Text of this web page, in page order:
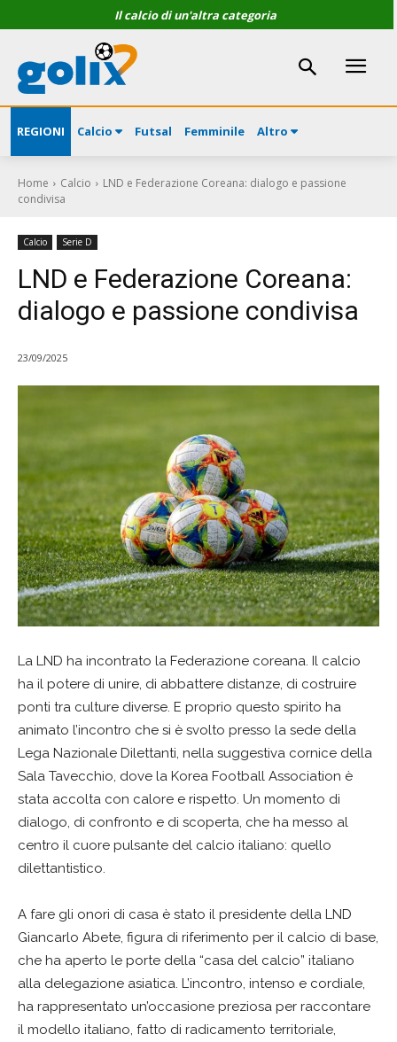
Il calcio di un'altra categoria
REGIONI Calcio Futsal Femminile Altro
Home Calcio
LND e Federazione Coreana: dialogo e passione
condivisa
Calcio Serie D
LND e Federazione Coreana:
dialogo e passione condivisa
23/09/2025
La LND ha incontrato la Federazione coreana. Il calcio
ha il potere di unire, di abbattere distanze, di costruire
ponti tra culture diverse. E proprio questo spirito ha
animato l’incontro che si è svolto presso la sede della
Lega Nazionale Dilettanti, nella suggestiva cornice della
Sala Tavecchio, dove la Korea Football Association è
stata accolta con calore e rispetto. Un momento di
dialogo, di confronto e di scoperta, che ha messo al
centro il cuore pulsante del calcio italiano: quello
dilettantistico.
A fare gli onori di casa è stato il presidente della LND
Giancarlo Abete, figura di riferimento per il calcio di base,
che ha aperto le porte della “casa del calcio” italiano
alla delegazione asiatica. L’incontro, intenso e cordiale,
ha rappresentato un’occasione preziosa per raccontare
il modello italiano, fatto di radicamento territoriale,